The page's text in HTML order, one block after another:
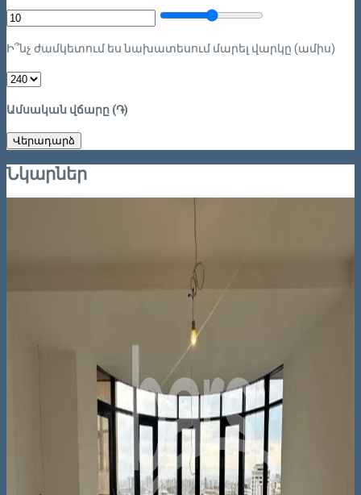
Ի՞նչ ժամկետում ես նախատեսում մարել վարկը (ամիս)
Ամսական վճարը (֏)
Վերադարձ
Նկարներ